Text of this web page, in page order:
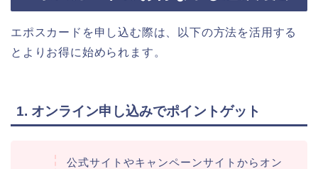
エポスカードを申し込む際は、以下の方法を活用する
とよりお得に始められます。
1. オンライン申し込みでポイントゲット
公式サイトやキャンペーンサイトからオン